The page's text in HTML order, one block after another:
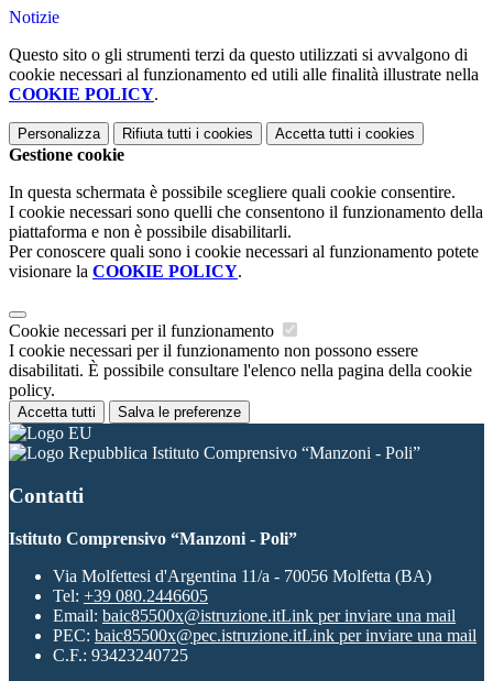
Notizie
Questo sito o gli strumenti terzi da questo utilizzati si avvalgono di
cookie necessari al funzionamento ed utili alle finalità illustrate nella
COOKIE POLICY.
Personalizza Rifiuta tutti i cookies Accetta tutti i cookies
Gestione cookie
In questa schermata è possibile scegliere quali cookie consentire.
I cookie necessari sono quelli che consentono il funzionamento della
piattaforma e non è possibile disabilitarli.
Per conoscere quali sono i cookie necessari al funzionamento potete
visionare la COOKIE POLICY.
Cookie necessari per il funzionamento
I cookie necessari per il funzionamento non possono essere
disabilitati. È possibile consultare l'elenco nella pagina della cookie
policy.
Accetta tutti Salva le preferenze
Istituto Comprensivo “Manzoni - Poli”
Contatti
Istituto Comprensivo “Manzoni - Poli”
Via Molfettesi d'Argentina 11/a - 70056 Molfetta (BA)
Tel: +39 080.2446605
Email: baic85500x@istruzione.itLink per inviare una mail
PEC: baic85500x@pec.istruzione.itLink per inviare una mail
C.F.: 93423240725